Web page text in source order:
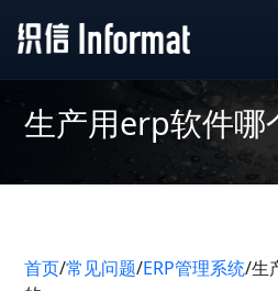
生产用erp软件哪
首页/常见问题/ERP管理系统/生